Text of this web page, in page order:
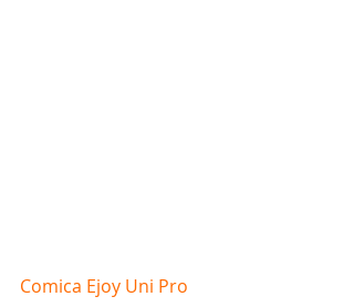
Comica Ejoy Uni Pro